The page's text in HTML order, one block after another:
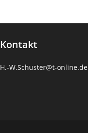
Kontakt
H.-W.Schuster@t-online.de